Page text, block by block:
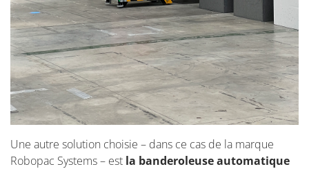
Une autre solution choisie – dans ce cas de la marque
Robopac Systems – est la banderoleuse automatique